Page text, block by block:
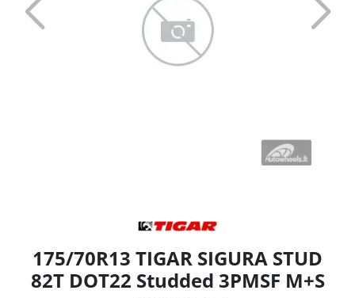
175/70R13 TIGAR SIGURA STUD
82T DOT22 Studded 3PMSF M+S